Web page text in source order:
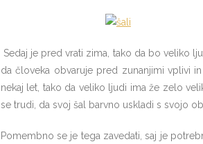
Sedaj je pred vrati zima, tako da bo veliko
da človeka obvaruje pred zunanjimi vplivi
nekaj let, tako da veliko ljudi ima že zelo
se trudi, da svoj šal barvno uskladi s svojo
Pomembno se je tega zavedati, saj je